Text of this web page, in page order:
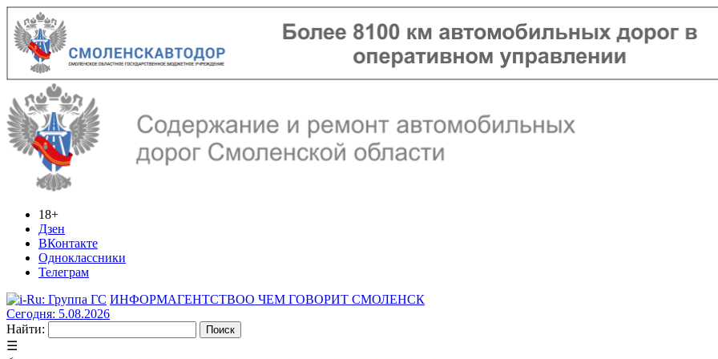
18+
Дзен
ВКонтакте
Одноклассники
Телеграм
ИНФОРМАГЕНТСТВОО ЧЕМ ГОВОРИТ СМОЛЕНСК
Сегодня: 5.08.2026
Найти:
☰